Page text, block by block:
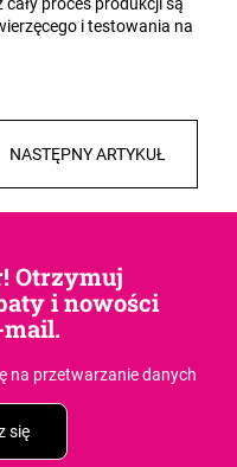
i testowania na
NASTĘPNY ARTYKUŁ
Otrzymuj
i nowości
mail.
na przetwarzanie danych
się